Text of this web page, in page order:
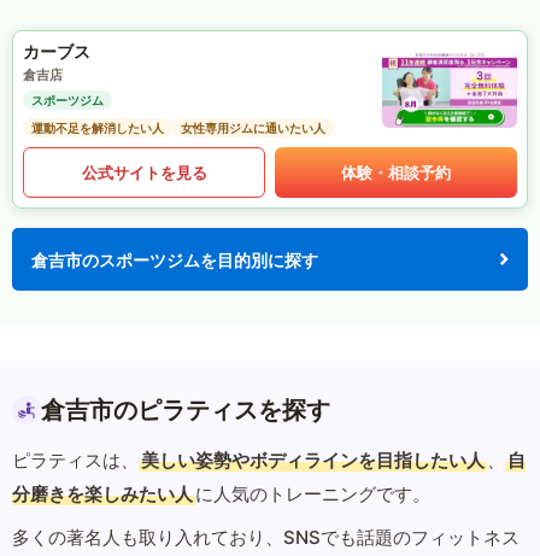
カーブス
倉吉店
スポーツジム
運動不足を解消したい人
女性専用ジムに通いたい人
公式サイトを見る 体験・相談予約
倉吉市のスポーツジムを目的別に探す
倉吉市のピラティスを探す
ピラティスは、 美しい姿勢やボディラインを目指したい人 、
自
分磨きを楽しみたい人に人気のトレーニングです。
多くの著名人も取り入れており、SNSでも話題のフィットネス